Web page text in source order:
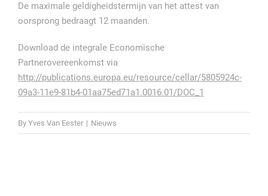
De maximale geldigheidstermijn van het attest van
oorsprong bedraagt 12 maanden.
Download de integrale Economische
Partnerovereenkomst via
http://publications.europa.eu/resource/cellar/5805924c-
09a3-11e9-81b4-01aa75ed71a1.0016.01/DOC_1
By Yves Van Eester | Nieuws